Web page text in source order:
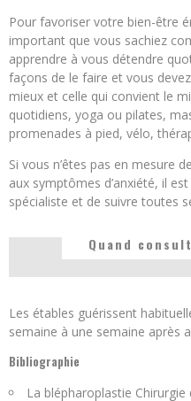
Pour favoriser votre bien-être
important que vous sachiez
apprendre à vous détendre
façons de le faire et vous
mieux et celle qui convient le
quotidiens, yoga ou pilates,
promenades à pied, vélo,
Si vous n’êtes pas en mesure
aux symptômes d’anxiété, il
spécialiste et de suivre toutes
Quand
Les étables guérissent
semaine à une semaine après
Bibliographie
La blépharoplastie Chirurgie